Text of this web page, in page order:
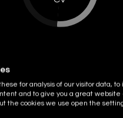
for analysis of our visitor data,
and to give you a great
the cookies we use open the